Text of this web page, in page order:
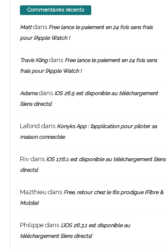
Commentaires récents
Mattdans Free lance le paiement en 24 fois sans frais
pour l’Apple Watch !
Travis Klingdans Free lance le paiement en 24 fois sans
frais pour l’Apple Watch !
Adamadans iOS 26.5 est disponible au téléchargement
[liens directs]
Lafond dans Konyks App : l’application pour piloter sa
maison connectée
Rivdans iOS 17.6.1 est disponible au téléchargement [liens
directs]
Ma2thieu dans Free, retour chez le fils prodigue (Fibre &
Mobile)
Philippedans L’iOS 26.3.1 est disponible au
téléchargement [liens directs]